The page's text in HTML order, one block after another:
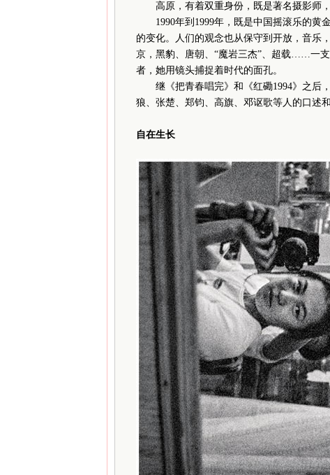
高原，有着双重身份，既是著名摄影师
1990年到1999年，既是中国摇滚乐的黄
的变化。人们的观念也从保守到开放，音乐
京，黑豹、唐朝、“魔岩三杰”、超载……一
者，她用镜头捕捉着时代的面孔。
继《把青春唱完》和《红磡1994》之后
狼、张楚、郑钧、高旗、邓讴歌等人的口述
自在生长